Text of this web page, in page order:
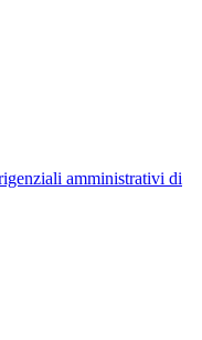
amministrativi di